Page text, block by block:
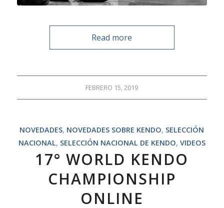
Read more
FEBRERO 15, 2019
NOVEDADES, NOVEDADES SOBRE KENDO, SELECCIÓN
NACIONAL, SELECCIÓN NACIONAL DE KENDO, VIDEOS
17° WORLD KENDO
CHAMPIONSHIP
ONLINE